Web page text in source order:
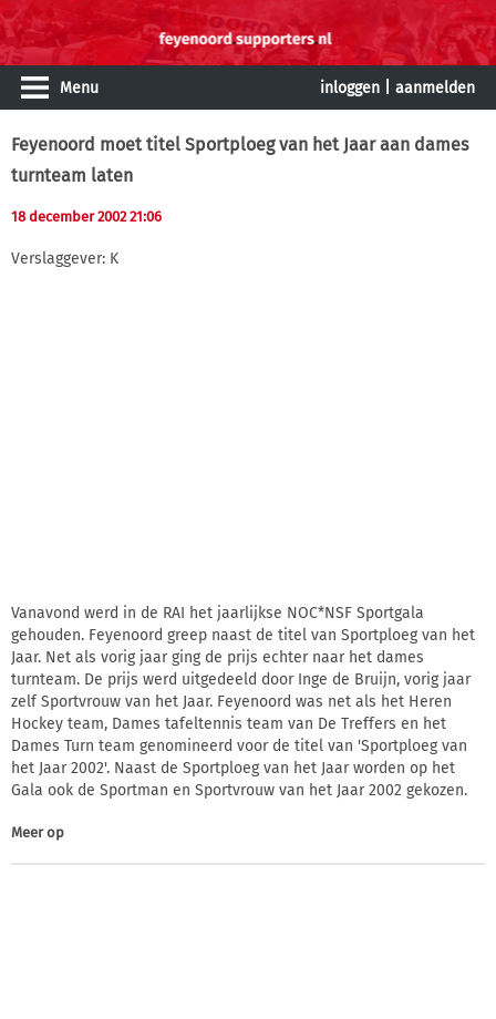
Menu inloggen aanmelden
Feyenoord moet titel Sportploeg van het Jaar aan dames
turnteam laten
18 december 2002 21:06
Verslaggever: K
Vanavond werd in de RAI het jaarlijkse NOC*NSF Sportgala
gehouden. Feyenoord greep naast de titel van Sportploeg van het
Jaar. Net als vorig jaar ging de prijs echter naar het dames
turnteam. De prijs werd uitgedeeld door Inge de Bruijn, vorig jaar
zelf Sportvrouw van het Jaar. Feyenoord was net als het Heren
Hockey team, Dames tafeltennis team van De Treffers en het
Dames Turn team genomineerd voor de titel van 'Sportploeg van
het Jaar 2002'. Naast de Sportploeg van het Jaar worden op het
Gala ook de Sportman en Sportvrouw van het Jaar 2002 gekozen.
Meer op